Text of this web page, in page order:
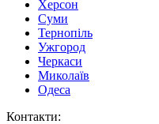
Херсон
Суми
Тернопіль
Ужгород
Черкаси
Миколаїв
Одеса
Контакти: